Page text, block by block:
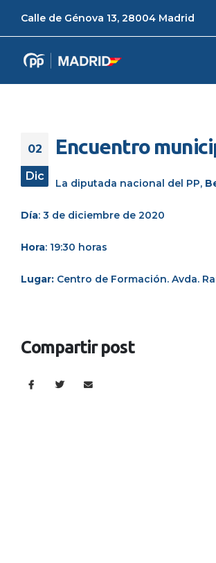
Calle de Génova 13, 28004 Madrid
02
Dic
Encuentro
La diputada nacional del PP,
Día: 3 de diciembre de 2020
Hora: 19:30 horas
Lugar: Centro de Formación. Avda.
Compartir post